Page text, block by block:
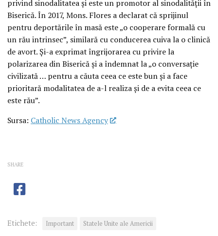
privind sinodalitatea și este un promotor al sinodalității în
Biserică. În 2017, Mons. Flores a declarat că sprijinul
pentru deportările în masă este „o cooperare formală cu
un rău intrinsec”, similară cu conducerea cuiva la o clinică
de avort. Și-a exprimat îngrijorarea cu privire la
polarizarea din Biserică și a îndemnat la „o conversație
civilizată … pentru a căuta ceea ce este bun și a face
prioritară modalitatea de a-l realiza și de a evita ceea ce
este rău”.
Sursa: Catholic News Agency
SHARE
Etichete: Important Statele Unite ale Americii